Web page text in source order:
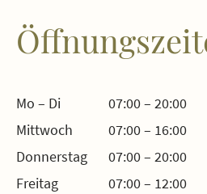
Mo – Di
07:00 – 20:00
Mittwoch
07:00 – 16:00
Donnerstag
07:00 – 20:00
Freitag
07:00 – 12:00